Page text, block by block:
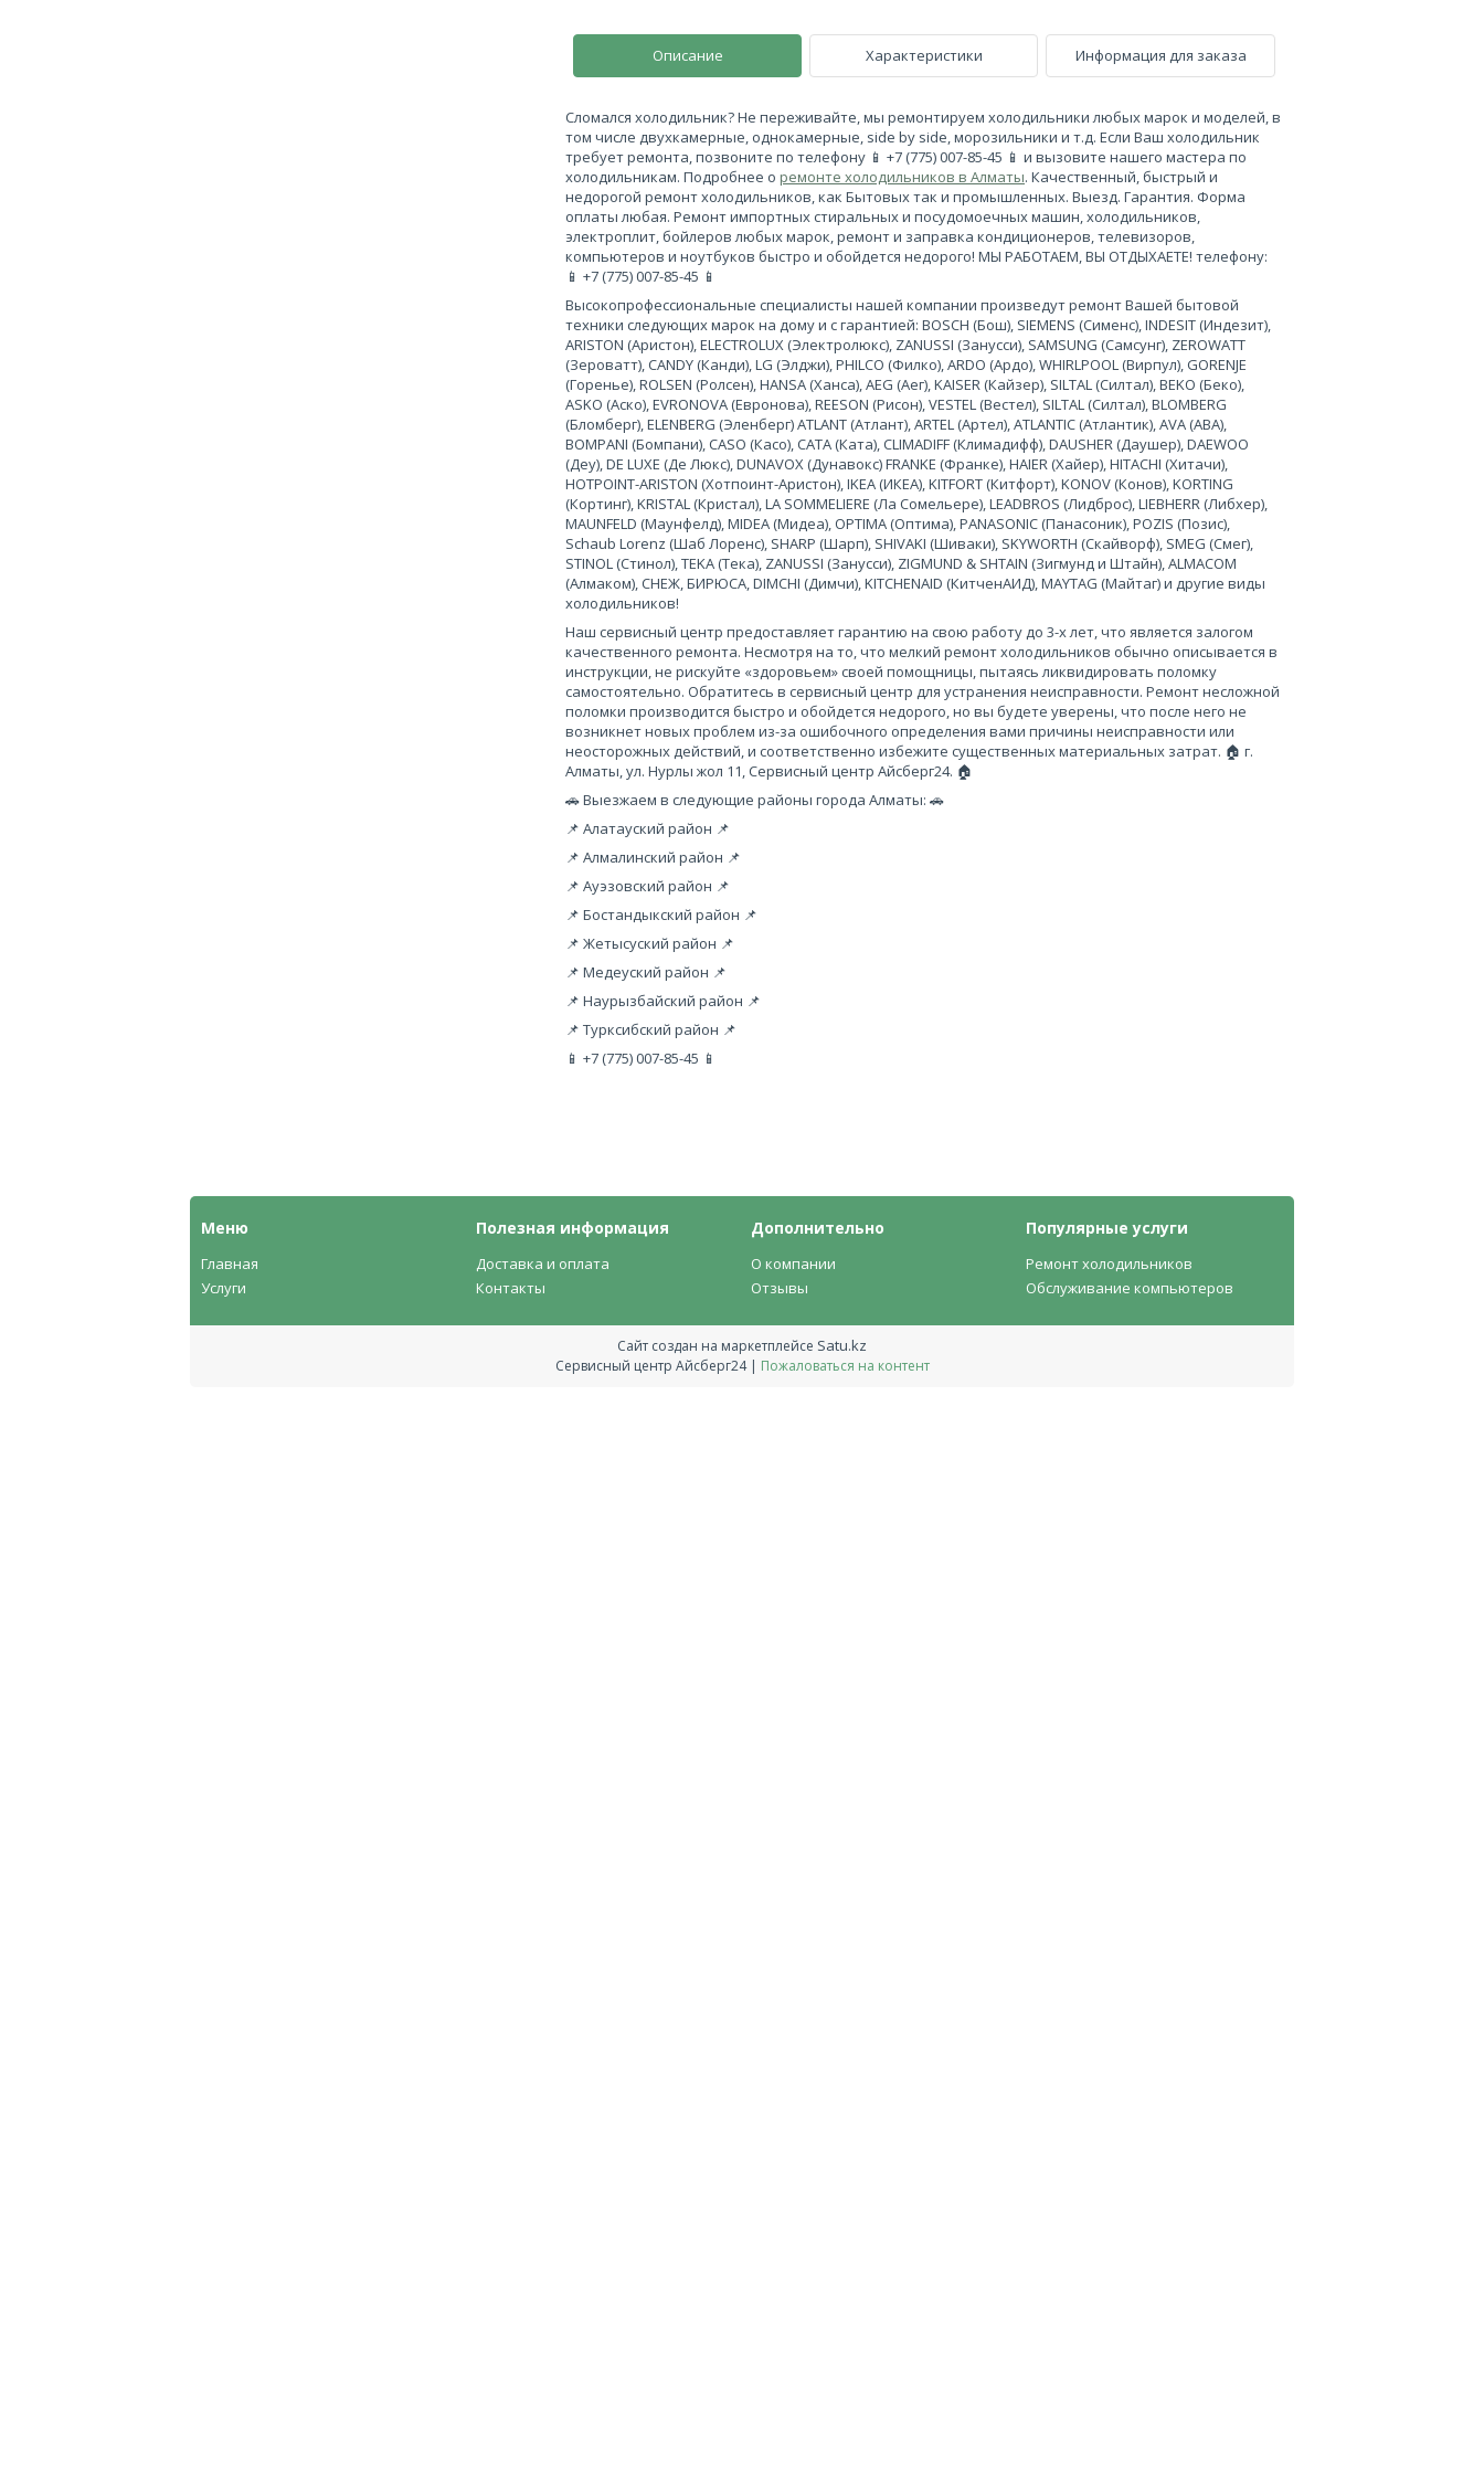
Описание Характеристики Информация для заказа
Сломался холодильник? Не переживайте, мы ремонтируем холодильники любых марок и моделей, в
том числе двухкамерные, однокамерные, side by side, морозильники и т.д. Если Ваш холодильник
требует ремонта, позвоните по телефону 📱 +7 (775) 007-85-45 📱 и вызовите нашего мастера по
холодильникам. Подробнее о ремонте холодильников в Алматы. Качественный, быстрый и
недорогой ремонт холодильников, как Бытовых так и промышленных. Выезд. Гарантия. Форма
оплаты любая. Ремонт импортных стиральных и посудомоечных машин, холодильников,
электроплит, бойлеров любых марок, ремонт и заправка кондиционеров, телевизоров,
компьютеров и ноутбуков быстро и обойдется недорого! МЫ РАБОТАЕМ, ВЫ ОТДЫХАЕТЕ! телефону:
📱 +7 (775) 007-85-45 📱
Высокопрофессиональные специалисты нашей компании произведут ремонт Вашей бытовой
техники следующих марок на дому и с гарантией: BOSCH (Бош), SIEMENS (Сименс), INDESIT (Индезит),
ARISTON (Аристон), ELECTROLUX (Электролюкс), ZANUSSI (Занусси), SAMSUNG (Самсунг), ZEROWATT
(Зероватт), CANDY (Канди), LG (Элджи), PHILCO (Филко), ARDO (Ардо), WHIRLPOOL (Вирпул), GORENJE
(Горенье), ROLSEN (Ролсен), HANSA (Ханса), AEG (Аег), KAISER (Кайзер), SILTAL (Силтал), BEKO (Беко),
ASKO (Аско), EVRONOVA (Евронова), REESON (Рисон), VESTEL (Вестел), SILTAL (Силтал), BLOMBERG
(Бломберг), ELENBERG (Эленберг) ATLANT (Атлант), ARTEL (Артел), ATLANTIC (Атлантик), AVA (АВА),
BOMPANI (Бомпани), CASO (Касо), CATA (Ката), CLIMADIFF (Климадифф), DAUSHER (Даушер), DAEWOO
(Деу), DE LUXE (Де Люкс), DUNAVOX (Дунавокс) FRANKE (Франке), HAIER (Хайер), HITACHI (Хитачи),
HOTPOINT-ARISTON (Хотпоинт-Аристон), IKEA (ИКЕА), KITFORT (Китфорт), KONOV (Конов), KORTING
(Кортинг), KRISTAL (Кристал), LA SOMMELIERE (Ла Сомельере), LEADBROS (Лидброс), LIEBHERR (Либхер),
MAUNFELD (Маунфелд), MIDEA (Мидеа), OPTIMA (Оптима), PANASONIC (Панасоник), POZIS (Позис),
Schaub Lorenz (Шаб Лоренс), SHARP (Шарп), SHIVAKI (Шиваки), SKYWORTH (Скайворф), SMEG (Смег),
STINOL (Стинол), TEKA (Тека), ZANUSSI (Занусси), ZIGMUND & SHTAIN (Зигмунд и Штайн), ALMACOM
(Алмаком), СНЕЖ, БИРЮСА, DIMCHI (Димчи), KITCHENAID (КитченАИД), MAYTAG (Майтаг) и другие виды
холодильников!
Наш сервисный центр предоставляет гарантию на свою работу до 3-х лет, что является залогом
качественного ремонта. Несмотря на то, что мелкий ремонт холодильников обычно описывается в
инструкции, не рискуйте «здоровьем» своей помощницы, пытаясь ликвидировать поломку
самостоятельно. Обратитесь в сервисный центр для устранения неисправности. Ремонт несложной
поломки производится быстро и обойдется недорого, но вы будете уверены, что после него не
возникнет новых проблем из-за ошибочного определения вами причины неисправности или
неосторожных действий, и соответственно избежите существенных материальных затрат. 🏠 г.
Алматы, ул. Нурлы жол 11, Сервисный центр Айсберг24. 🏠
🚗 Выезжаем в следующие районы города Алматы: 🚗
📌 Алатауский район 📌
📌 Алмалинский район 📌
📌 Ауэзовский район 📌
📌 Бостандыкский район 📌
📌 Жетысуский район 📌
📌 Медеуский район 📌
📌 Наурызбайский район 📌
📌 Турксибский район 📌
📱 +7 (775) 007-85-45 📱
Меню
Главная
Услуги
Полезная информация
Доставка и оплата
Контакты
Дополнительно
О компании
Отзывы
Популярные услуги
Ремонт холодильников
Обслуживание компьютеров
Сайт создан на маркетплейсе Satu.kz
Сервисный центр Айсберг24 | Пожаловаться на контент